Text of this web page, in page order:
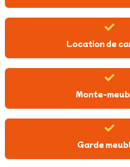
Location de
Monte-
Garde